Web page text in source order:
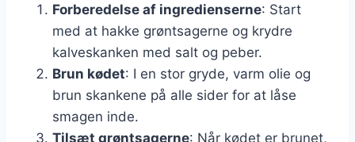
Forberedelse af ingredienserne: Start
med at hakke grøntsagerne og krydre
kalveskanken med salt og peber.
Brun kødet: I en stor gryde, varm olie og
brun skankene på alle sider for at låse
smagen inde.
Tilsæt grøntsagerne: Når kødet er brunet,